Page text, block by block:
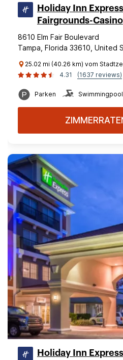
Holiday Inn
Fairgrounds-Casino
8610 Elm Fair Boulevard
Tampa, Florida 33610, United
25.02 mi (40.26 km) vom
4.31
(1637 reviews)
Parken Swimmingpool
Holiday Inn